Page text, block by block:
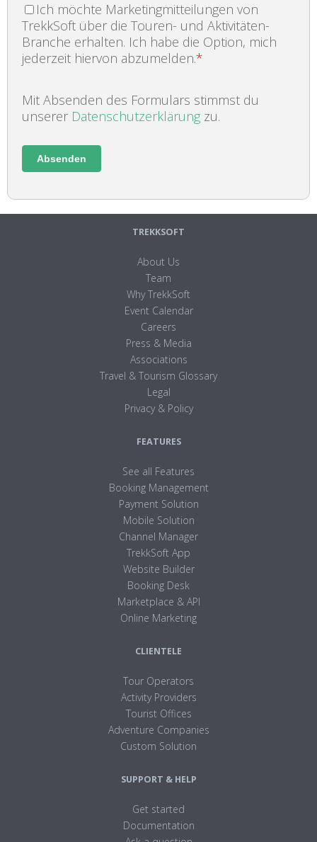
Ich möchte Marketingmitteilungen von
TrekkSoft über die Touren- und Aktivitäten-
Branche erhalten. Ich habe die Option, mich
jederzeit hiervon abzumelden.*
Mit Absenden des Formulars stimmst du
unserer Datenschutzerklärung zu.
TREKKSOFT
About Us
Team
Why TrekkSoft
Event Calendar
Careers
Press & Media
Associations
Travel & Tourism Glossary
Legal
Privacy & Policy
FEATURES
See all Features
Booking Management
Payment Solution
Mobile Solution
Channel Manager
TrekkSoft App
Website Builder
Booking Desk
Marketplace & API
Online Marketing
CLIENTELE
Tour Operators
Activity Providers
Tourist Offices
Adventure Companies
Custom Solution
SUPPORT & HELP
Get started
Documentation